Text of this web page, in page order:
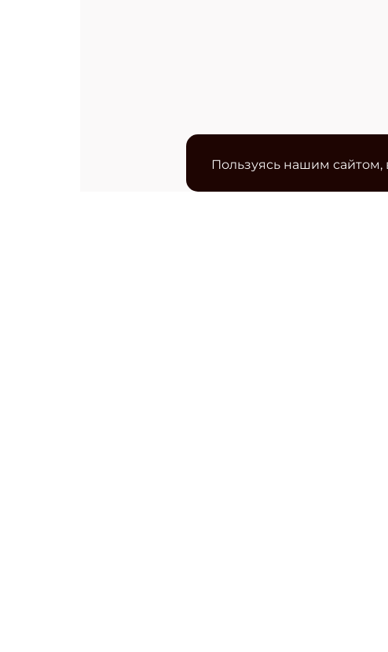
Пользуясь нашим сайтом,